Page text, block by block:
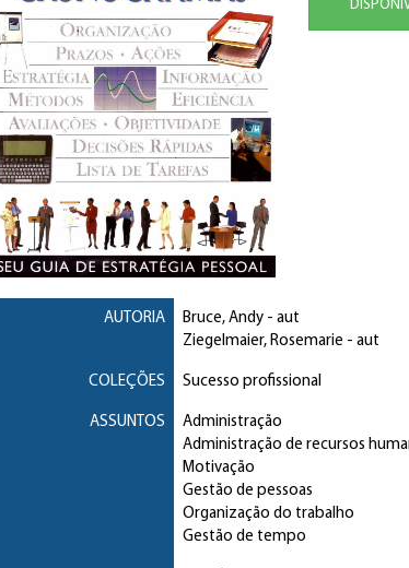
AUTORIA Bruce, Andy- aut
Ziegelmaier, Rosemarie - aut
COLEÇÕES Sucesso profissional
ASSUNTOS
Administração
Administração de recursos
Motivação
Gestão de pessoas
Organização do trabalho
Gestão de tempo